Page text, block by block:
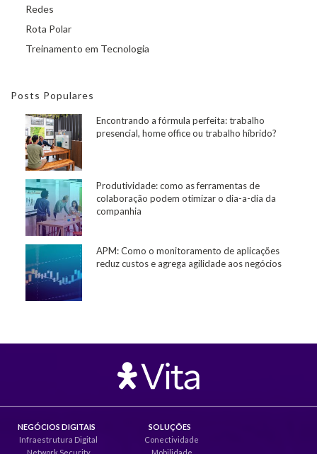
Redes
Rota Polar
Treinamento em Tecnologia
Posts Populares
Encontrando a fórmula perfeita: trabalho
presencial, home office ou trabalho híbrido?
Produtividade: como as ferramentas de
colaboração podem otimizar o dia-a-dia da
companhia
APM: Como o monitoramento de aplicações
reduz custos e agrega agilidade aos negócios
NEGÓCIOS DIGITAIS
Infraestrutura Digital
SOLUÇÕES
Conectividade